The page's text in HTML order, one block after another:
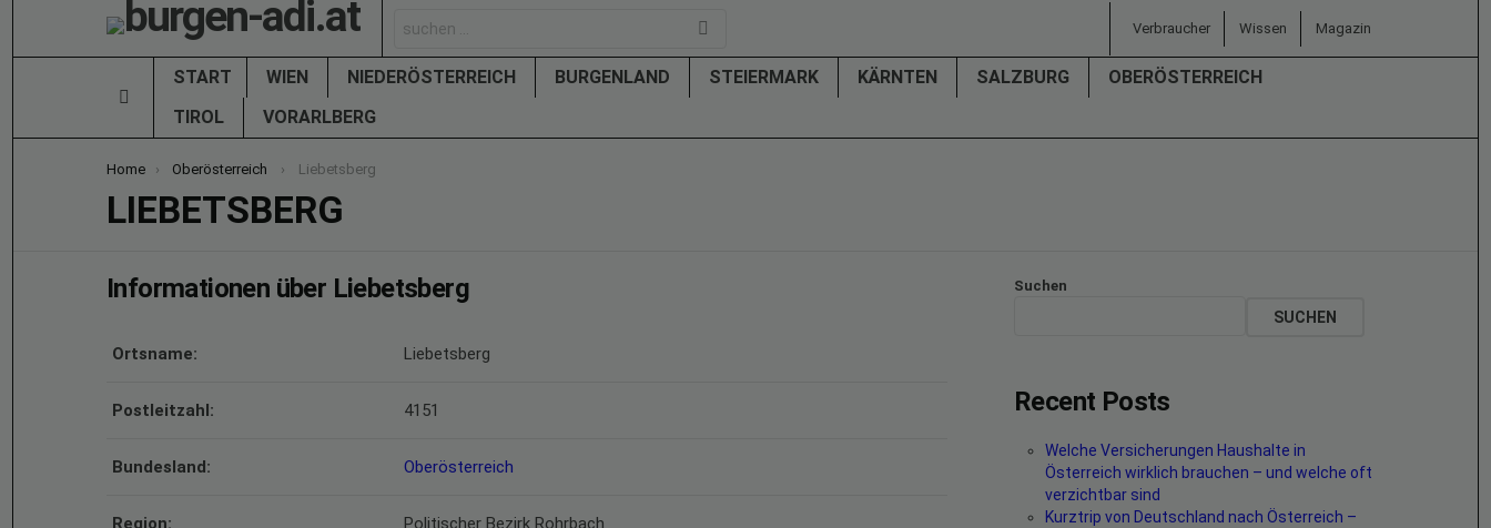
for:
Verbraucher Wissen Magazin
START WIEN NIEDERÖSTERREICH BURGENLAND STEIERMARK KÄRNTEN SALZBURG
OBERÖSTERREICH
TIROL
VORARLBERG
You are here:
Home Oberösterreich Liebetsberg
LIEBETSBERG
Informationen über Liebetsberg
Ortsname: Liebetsberg
Postleitzahl: 4151
Bundesland: Oberösterreich
Region: Politischer Bezirk Rohrbach
Suchen
SUCHEN
Recent Posts
Welche Versicherungen Haushalte in
Österreich wirklich brauchen – und welche oft
verzichtbar sind
Kurztrip von Deutschland nach Österreich –